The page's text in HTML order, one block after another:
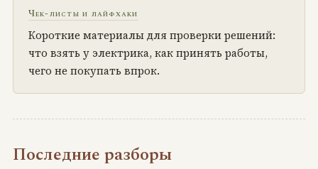
Чек-листы и лайфхаки
Короткие материалы для проверки решений:
что взять у электрика, как принять работы,
чего не покупать впрок.
Последние разборы